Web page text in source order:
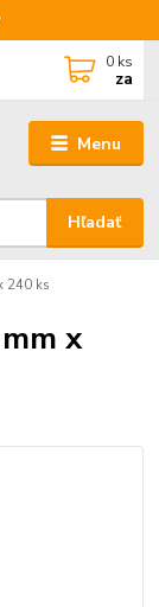
Menu
Hľadať
0 ks
za
240 ks
x